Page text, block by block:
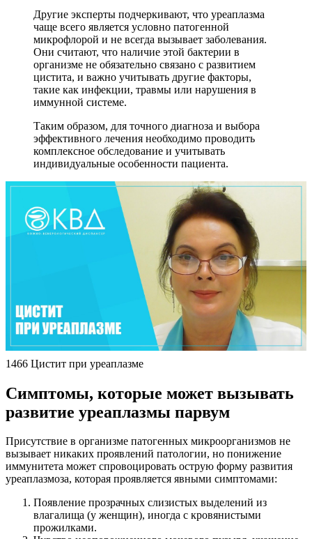
Другие эксперты подчеркивают, что уреаплазма
чаще всего является условно патогенной
микрофлорой и не всегда вызывает заболевания.
Они считают, что наличие этой бактерии в
организме не обязательно связано с развитием
цистита, и важно учитывать другие факторы,
такие как инфекции, травмы или нарушения в
иммунной системе.
Таким образом, для точного диагноза и выбора
эффективного лечения необходимо проводить
комплексное обследование и учитывать
индивидуальные особенности пациента.
1466 Цистит при уреаплазме
Симптомы, которые может вызывать
развитие уреаплазмы парвум
Присутствие в организме патогенных микроорганизмов не
вызывает никаких проявлений патологии, но понижение
иммунитета может спровоцировать острую форму развития
уреаплазмоза, которая проявляется явными симптомами:
Появление прозрачных слизистых выделений из
влагалища (у женщин), иногда с кровянистыми
прожилками.